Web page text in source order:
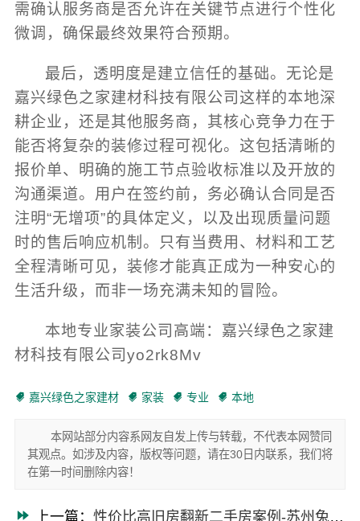
需确认服务商是否允许在关键节点进行个性化
微调，确保最终效果符合预期。
最后，透明度是建立信任的基础。无论是
嘉兴绿色之家建材科技有限公司这样的本地深
耕企业，还是其他服务商，其核心竞争力在于
能否将复杂的装修过程可视化。这包括清晰的
报价单、明确的施工节点验收标准以及开放的
沟通渠道。用户在签约前，务必确认合同是否
注明“无增项”的具体定义，以及出现质量问题
时的售后响应机制。只有当费用、材料和工艺
全程清晰可见，装修才能真正成为一种安心的
生活升级，而非一场充满未知的冒险。
本地专业家装公司高端：嘉兴绿色之家建
材科技有限公司yo2rk8Mv
嘉兴绿色之家建材 家装 专业 本地
本网站部分内容系网友自发上传与转载，不代表本网赞同
其观点。如涉及内容，版权等问题，请在30日内联系，我们将
在第一时间删除内容！
上一篇： 性价比高旧房翻新二手房案例-苏州兔哥哥智装